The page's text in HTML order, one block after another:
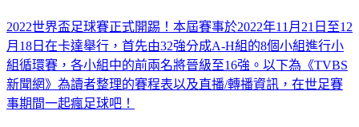
2022世界盃足球賽正式開踢！本屆賽事於2022年11月21日至12
月18日在卡達舉行，首先由32強分成A-H組的8個小組進行小
組循環賽，各小組中的前兩名將晉級至16強。以下為《TVBS
新聞網》為讀者整理的賽程表以及直播/轉播資訊，在世足賽
事期間一起瘋足球吧！